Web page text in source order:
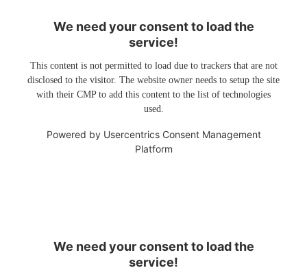
We need your consent to load the
service!
This content is not permitted to load due to trackers that are not
disclosed to the visitor. The website owner needs to setup the site
with their CMP to add this content to the list of technologies
used.
Powered by Usercentrics Consent Management
Platform
We need your consent to load the
service!